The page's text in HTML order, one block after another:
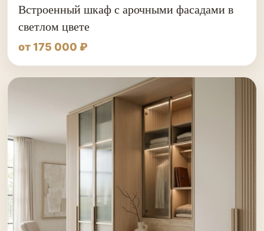
Встроенный шкаф с арочными фасадами в
светлом цвете
от 175 000 ₽